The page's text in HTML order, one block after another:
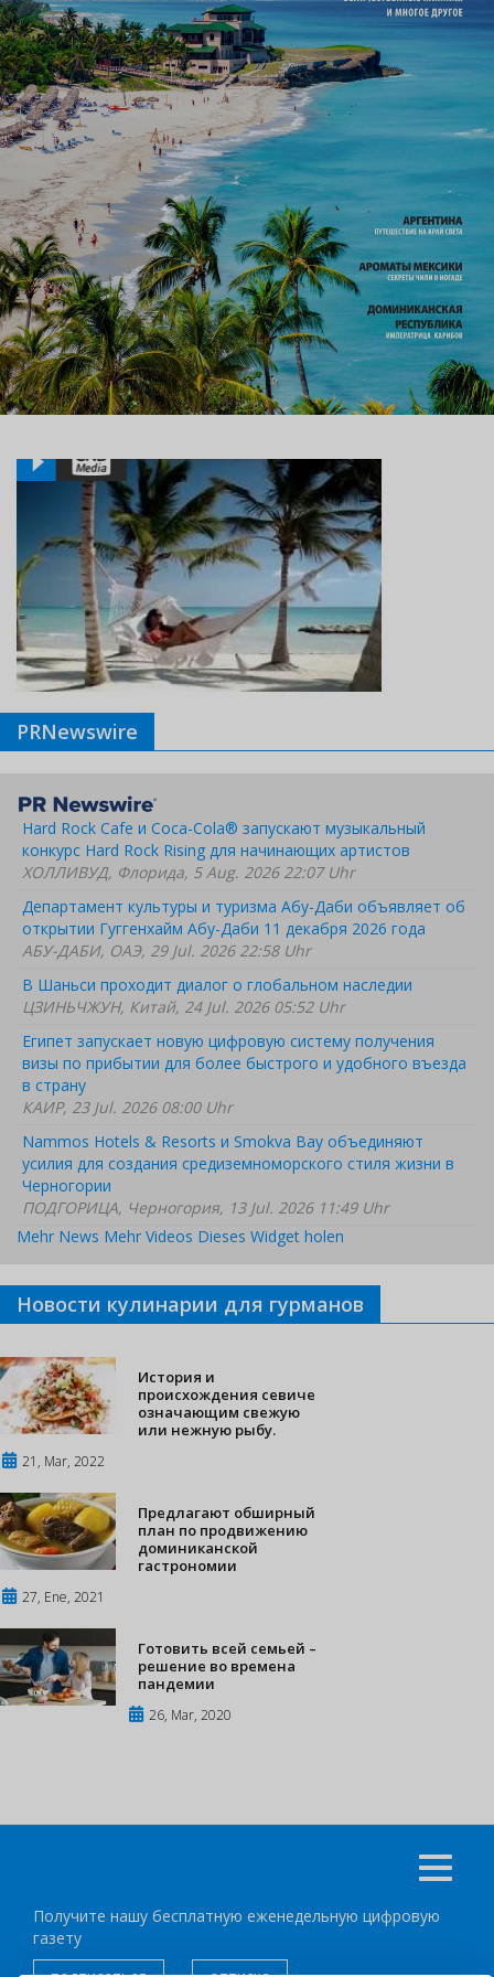
PRNewswire
Hard Rock Cafe и Coca-Cola® запускают музыкальный
конкурс Hard Rock Rising для начинающих артистов
ХОЛЛИВУД, Флорида, 5 Aug. 2026 22:07 Uhr
Департамент культуры и туризма Абу-Даби объявляет об
открытии Гуггенхайм Абу-Даби 11 декабря 2026 года
АБУ-ДАБИ, ОАЭ, 29 Jul. 2026 22:58 Uhr
В Шаньси проходит диалог о глобальном наследии
ЦЗИНЬЧЖУН, Китай, 24 Jul. 2026 05:52 Uhr
Египет запускает новую цифровую систему получения
визы по прибытии для более быстрого и удобного въезда
в страну
КАИР, 23 Jul. 2026 08:00 Uhr
Nammos Hotels & Resorts и Smokva Bay объединяют
усилия для создания средиземноморского стиля жизни в
Черногории
ПОДГОРИЦА, Черногория, 13 Jul. 2026 11:49 Uhr
Mehr News Mehr Videos Dieses Widget holen
Новости кулинарии для гурманов
История и
происхождения севиче
означающим свежую
или нежную рыбу.
21, Mar, 2022
Предлагают обширный
план по продвижению
доминиканской
гастрономии
27, Ene, 2021
Готовить всей семьей –
решение во времена
пандемии
26, Mar, 2020
Получите нашу бесплатную еженедельную цифровую
газету